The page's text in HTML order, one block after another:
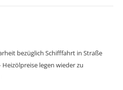
bezüglich Schifffahrt in Straße
legen wieder zu